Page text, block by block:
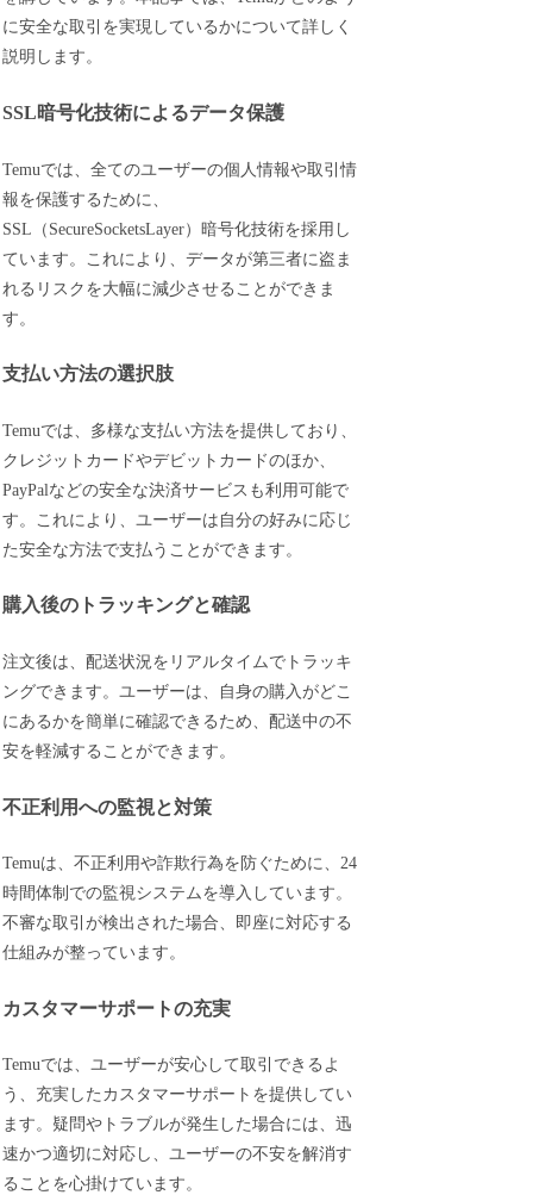
に安全な取引を実現しているかについて詳しく
説明します。
SSL暗号化技術によるデータ保護
Temuでは、全てのユーザーの個人情報や取引情
報を保護するために、
SSL（SecureSocketsLayer）暗号化技術を採用し
ています。これにより、データが第三者に盗ま
れるリスクを大幅に減少させることができま
す。
支払い方法の選択肢
Temuでは、多様な支払い方法を提供しており、
クレジットカードやデビットカードのほか、
PayPalなどの安全な決済サービスも利用可能で
す。これにより、ユーザーは自分の好みに応じ
た安全な方法で支払うことができます。
購入後のトラッキングと確認
注文後は、配送状況をリアルタイムでトラッキ
ングできます。ユーザーは、自身の購入がどこ
にあるかを簡単に確認できるため、配送中の不
安を軽減することができます。
不正利用への監視と対策
Temuは、不正利用や詐欺行為を防ぐために、24
時間体制での監視システムを導入しています。
不審な取引が検出された場合、即座に対応する
仕組みが整っています。
カスタマーサポートの充実
Temuでは、ユーザーが安心して取引できるよ
う、充実したカスタマーサポートを提供してい
ます。疑問やトラブルが発生した場合には、迅
速かつ適切に対応し、ユーザーの不安を解消す
ることを心掛けています。